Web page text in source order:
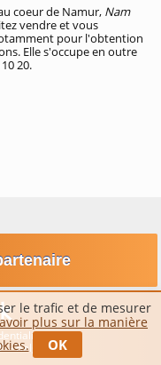
coeur de Namur, Nam
vendre et vous
pour l'obtention
Elle s'occupe en outre
20.
– Belgique
le trafic et de mesurer
plus sur la manière
OK